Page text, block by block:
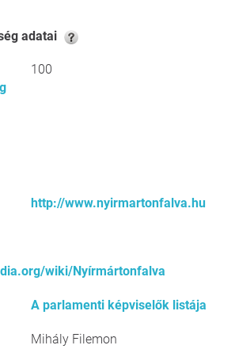
adatai
100
http://www.nyirmartonfalva.hu
wiki/Nyírmártonfalva
A parlamenti képviselők listája
Mihály Filemon